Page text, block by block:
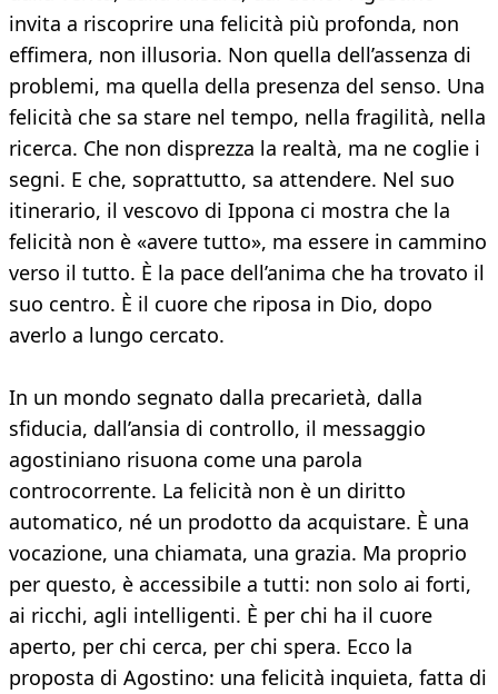
invita a riscoprire una felicità più profonda, non
effimera, non illusoria. Non quella dell’assenza di
problemi, ma quella della presenza del senso. Una
felicità che sa stare nel tempo, nella fragilità, nella
ricerca. Che non disprezza la realtà, ma ne coglie i
segni. E che, soprattutto, sa attendere. Nel suo
itinerario, il vescovo di Ippona ci mostra che la
felicità non è «avere tutto», ma essere in cammino
verso il tutto. È la pace dell’anima che ha trovato il
suo centro. È il cuore che riposa in Dio, dopo
averlo a lungo cercato.
In un mondo segnato dalla precarietà, dalla
sfiducia, dall’ansia di controllo, il messaggio
agostiniano risuona come una parola
controcorrente. La felicità non è un diritto
automatico, né un prodotto da acquistare. È una
vocazione, una chiamata, una grazia. Ma proprio
per questo, è accessibile a tutti: non solo ai forti,
ai ricchi, agli intelligenti. È per chi ha il cuore
aperto, per chi cerca, per chi spera. Ecco la
proposta di Agostino: una felicità inquieta, fatta di